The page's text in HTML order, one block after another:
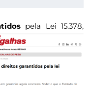
pela Lei 15.378,